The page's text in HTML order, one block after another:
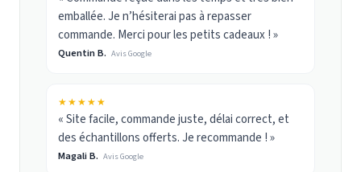
emballée. Je n’hésiterai pas à repasser
commande. Merci pour les petits cadeaux ! »
Quentin B. Avis Google
★★★★★
« Site facile, commande juste, délai correct, et
des échantillons offerts. Je recommande ! »
Magali B. Avis Google